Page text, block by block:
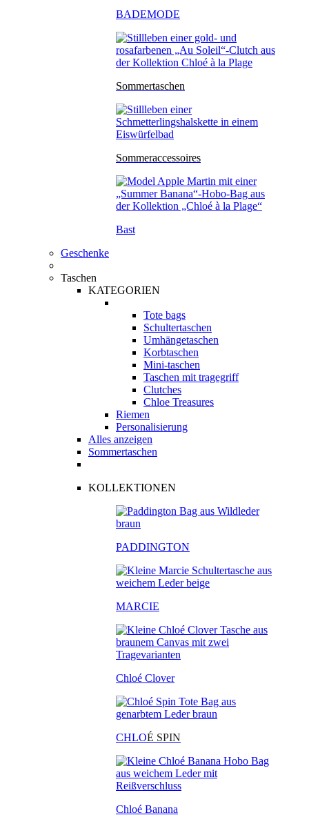
BADEMODE
Sommertaschen
Sommeraccessoires
Bast
Geschenke
Taschen
KATEGORIEN
Tote bags
Schultertaschen
Umhängetaschen
Korbtaschen
Mini-taschen
Taschen mit tragegriff
Clutches
Chloe Treasures
Riemen
Personalisierung
Alles anzeigen
Sommertaschen
KOLLEKTIONEN
PADDINGTON
MARCIE
Chloé Clover
CHLOÉ SPIN
Chloé Banana